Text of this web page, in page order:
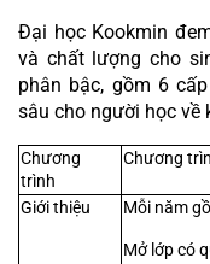
Đại học Kookmin
và chất lượng cho
phân bậc, gồm 6
sâu cho người học về
Chương
trình
Chương
Giới thiệu Mỗi năm
Mở lớp có